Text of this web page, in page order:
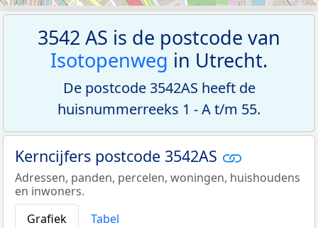
3542 AS is de postcode van
Isotopenweg in Utrecht.
De postcode 3542AS heeft de
huisnummerreeks 1 - A t/m 55.
Kerncijfers postcode 3542AS
Adressen, panden, percelen, woningen, huishoudens
en inwoners.
Grafiek
Tabel